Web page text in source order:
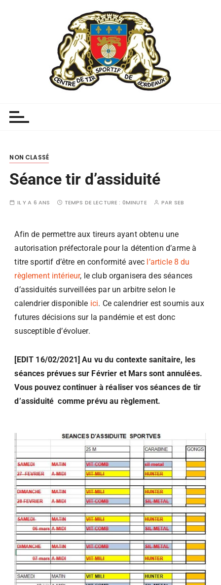
NON CLASSÉ
Séance tir d’assiduité
IL Y A 6 ANS TEMPS DE LECTURE : 0MINUTE PAR SEB
Afin de permettre aux tireurs ayant obtenu une
autorisation préfectorale pour la détention d’arme à
titre sportif d’être en conformité avec l’article 8 du
règlement intérieur, le club organisera des séances
d’assiduités surveillées par un arbitre selon le
calendrier disponible ici. Ce calendrier est soumis aux
futures décisions sur la pandémie et est donc
susceptible d’évoluer.
[EDIT 16/02/2021] Au vu du contexte sanitaire, les
séances prévues sur Février et Mars sont annulées.
Vous pouvez continuer à réaliser vos séances de tir
d’assiduité comme prévu au règlement.